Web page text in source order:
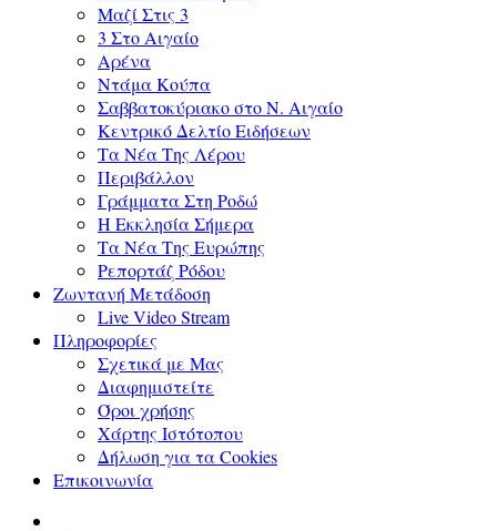
Μαζί Στις 3
3 Στο Αιγαίο
Αρένα
Ντάμα Κούπα
Σαββατοκύριακο στο Ν. Αιγαίο
Κεντρικό Δελτίο Ειδήσεων
Τα Νέα Της Λέρου
Περιβάλλον
Γράμματα Στη Ροδώ
Η Εκκλησία Σήμερα
Τα Νέα Της Ευρώπης
Ρεπορτάζ Ρόδου
Ζωντανή Μετάδοση
Live Video Stream
Πληροφορίες
Σχετικά με Μας
Διαφημιστείτε
Όροι χρήσης
Χάρτης Ιστότοπου
Δήλωση για τα Cookies
Επικοινωνία